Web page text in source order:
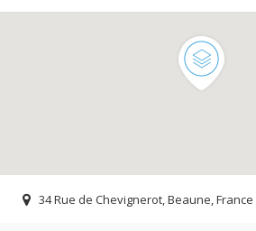
34 Rue de Chevignerot, Beaune, France